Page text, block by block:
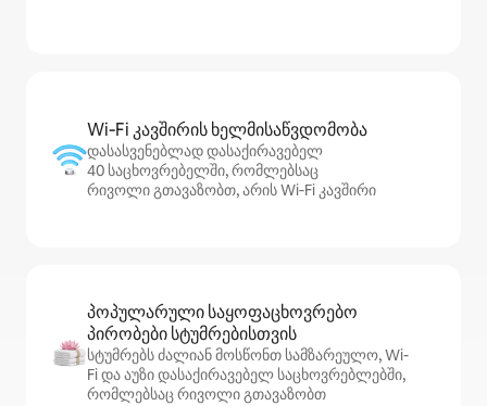
Wi‑Fi კავშირის ხელმისაწვდომობა
დასასვენებლად დასაქირავებელ
40 საცხოვრებელში, რომლებსაც
რივოლი გთავაზობთ, არის Wi‑Fi კავშირი
პოპულარული საყოფაცხოვრებო
პირობები სტუმრებისთვის
სტუმრებს ძალიან მოსწონთ სამზარეულო, Wi-
Fi და აუზი დასაქირავებელ საცხოვრებლებში,
რომლებსაც რივოლი გთავაზობთ